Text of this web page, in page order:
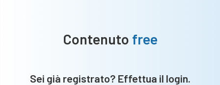
Contenuto free
Sei già registrato? Effettua il login.